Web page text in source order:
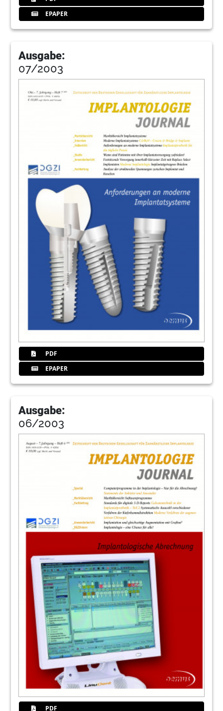
EPAPER
Ausgabe:
07/2003
PDF
EPAPER
Ausgabe:
06/2003
PDF